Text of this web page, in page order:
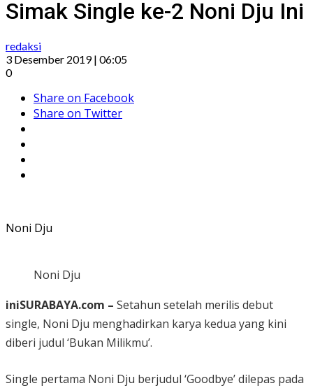
Simak Single ke-2 Noni Dju Ini
redaksi
3 Desember 2019 | 06:05
0
Share on Facebook
Share on Twitter
Noni Dju
Noni Dju
iniSURABAYA.com – Setahun setelah merilis debut
single, Noni Dju menghadirkan karya kedua yang kini
diberi judul ‘Bukan Milikmu’.
Single pertama Noni Dju berjudul ‘Goodbye’ dilepas pada